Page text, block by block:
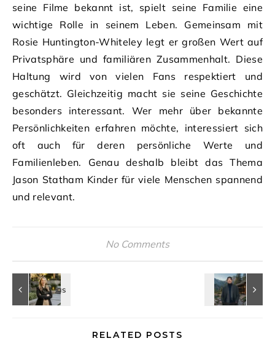
seine Filme bekannt ist, spielt seine Familie eine
wichtige Rolle in seinem Leben. Gemeinsam mit
Rosie Huntington-Whiteley legt er großen Wert auf
Privatsphäre und familiären Zusammenhalt. Diese
Haltung wird von vielen Fans respektiert und
geschätzt. Gleichzeitig macht sie seine Geschichte
besonders interessant. Wer mehr über bekannte
Persönlichkeiten erfahren möchte, interessiert sich
oft auch für deren persönliche Werte und
Familienleben. Genau deshalb bleibt das Thema
Jason Statham Kinder für viele Menschen spannend
und relevant.
No Comments
RELATED POSTS